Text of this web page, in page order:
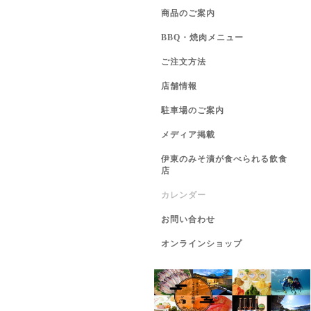
商品のご案内
BBQ・焼肉メニュー
ご注文方法
店舗情報
駐車場のご案内
メディア掲載
伊東のみそ漬が食べられる飲食
店
カレンダー
お問い合わせ
オンラインショップ